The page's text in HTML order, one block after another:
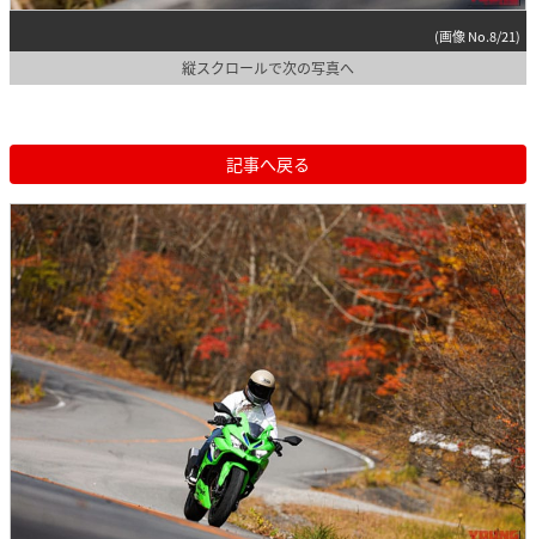
(画像 No.8/21)
縦スクロールで次の写真へ
記事へ戻る